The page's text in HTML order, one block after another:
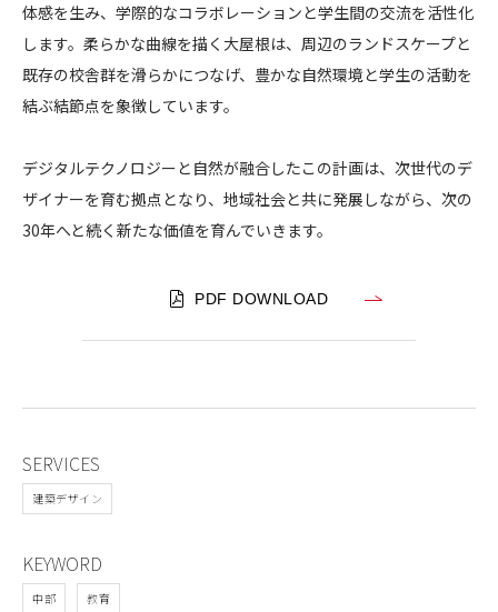
体感を生み、学際的なコラボレーションと学生間の交流を活性化
します。柔らかな曲線を描く大屋根は、周辺のランドスケープと
既存の校舎群を滑らかにつなげ、豊かな自然環境と学生の活動を
結ぶ結節点を象徴しています。
デジタルテクノロジーと自然が融合したこの計画は、次世代のデ
ザイナーを育む拠点となり、地域社会と共に発展しながら、次の
30年へと続く新たな価値を育んでいきます。
PDF DOWNLOAD
SERVICES
建築デザイン
KEYWORD
中部 教育